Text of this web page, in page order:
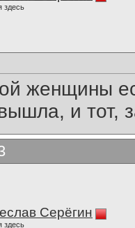
здесь
женщины
и тот,
Серёгин
здесь